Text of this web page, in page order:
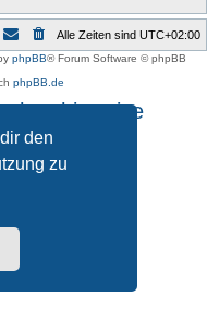
den
zu
Alle Zeiten sind UTC+02:00
phpBB® Forum Software © phpBB
phpBB.de